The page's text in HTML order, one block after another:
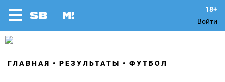
Войти
ГЛАВНАЯ РЕЗУЛЬТАТЫ ФУТБОЛ